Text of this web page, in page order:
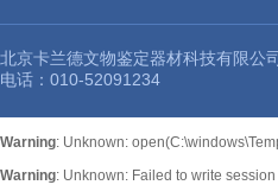
北京卡兰德文物鉴定器材科技有限
电话：010-52091234
Warning: Unknown:
Warning: Unknown: Failed to write